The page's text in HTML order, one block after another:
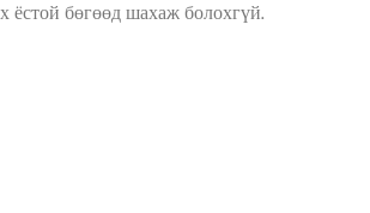
ёстой бөгөөд шахаж болохгүй.